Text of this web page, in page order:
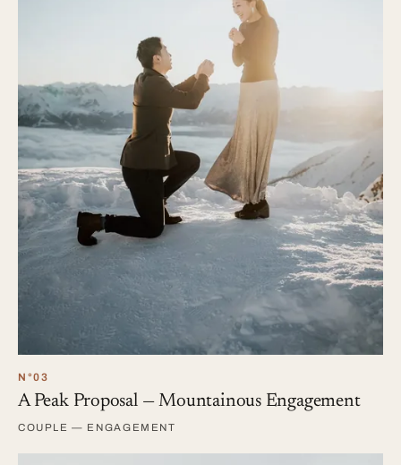
N°03
A Peak Proposal — Mountainous Engagement
COUPLE — ENGAGEMENT